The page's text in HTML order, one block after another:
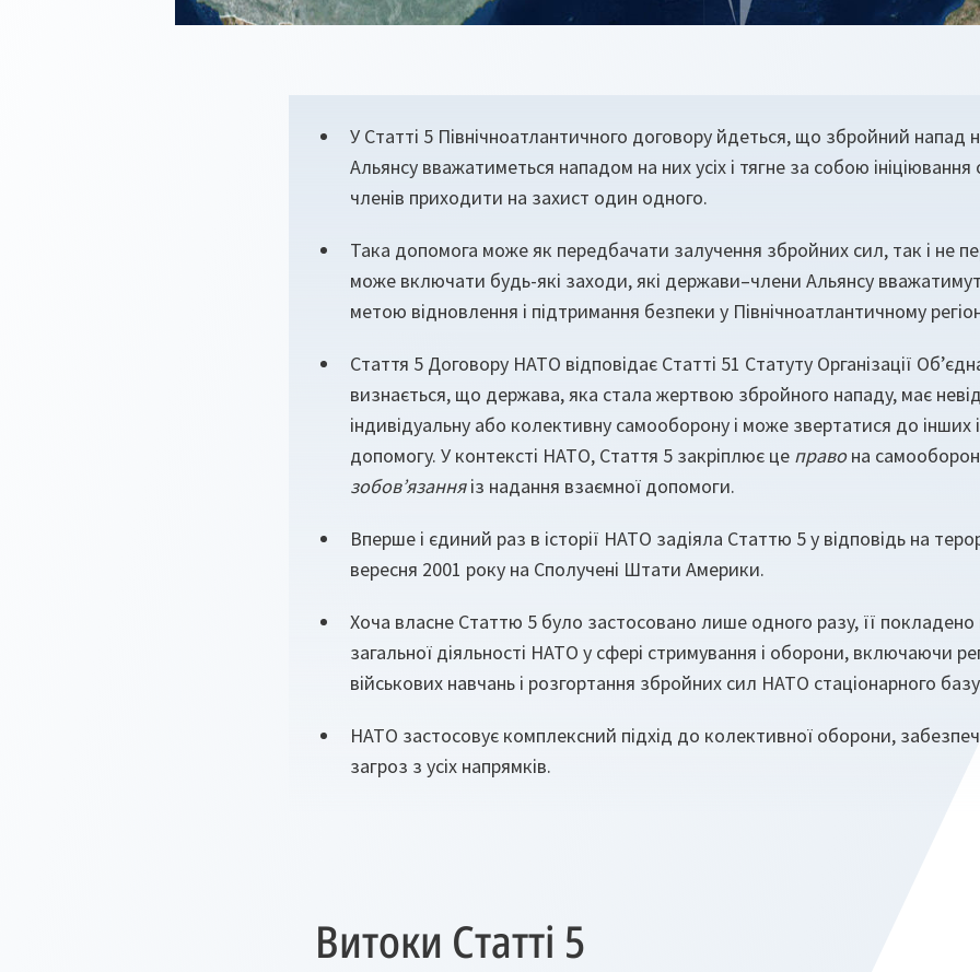
У Статті 5 Північноатлантичного договору йдеться, що збройний напад
Альянсу вважатиметься нападом на них усіх і тягне за собою ініціювання
членів приходити на захист один одного.
Така допомога може як передбачати залучення збройних сил, так і не
може включати будь-які заходи, які держави–члени Альянсу
метою відновлення і підтримання безпеки у Північноатлантичному
Стаття 5 Договору НАТО відповідає Статті 51 Статуту Організації
визнається, що держава, яка стала жертвою збройного нападу, має
індивідуальну або колективну самооборону і може звертатися до інших
допомогу. У контексті НАТО, Стаття 5 закріплює це правона
зобов’язанняіз надання взаємної допомоги.
Вперше і єдиний раз в історії НАТО задіяла Статтю 5 у відповідь на
вересня 2001 року на Сполучені Штати Америки.
Хоча власне Статтю 5 було застосовано лише одного разу, її покладено
загальної діяльності НАТО у сфері стримування і оборони, включаючи
військових навчань і розгортання збройних сил НАТО стаціонарного
НАТО застосовує комплексний підхід до колективної оборони,
загроз з усіх напрямків.
Витоки Статті 5